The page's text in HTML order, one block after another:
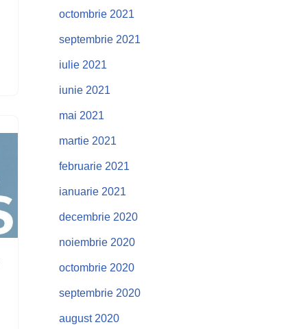
octombrie 2021
septembrie 2021
iulie 2021
iunie 2021
mai 2021
martie 2021
februarie 2021
ianuarie 2021
decembrie 2020
noiembrie 2020
octombrie 2020
septembrie 2020
august 2020